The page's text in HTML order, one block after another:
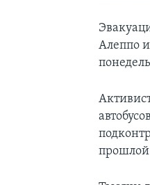
Алеппо
прошлой